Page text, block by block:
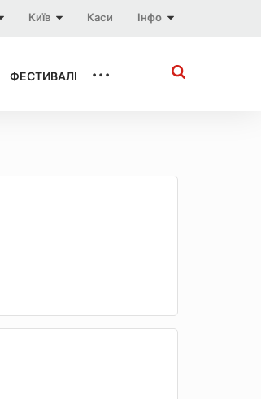
Інфо
Каси
Київ
ФЕСТИВАЛІ ...